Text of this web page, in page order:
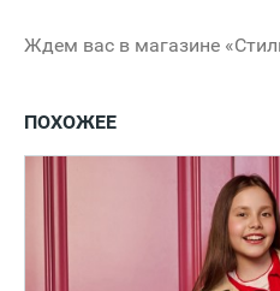
Ждем вас в магазине
ПОХОЖЕЕ